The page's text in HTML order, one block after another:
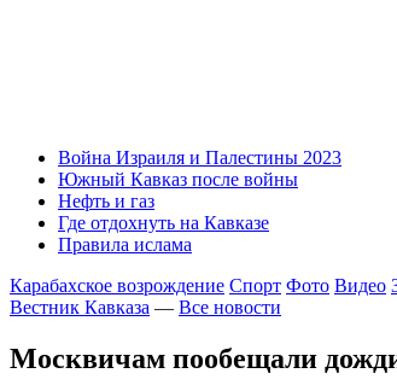
Война Израиля и Палестины 2023
Южный Кавказ после войны
Нефть и газ
Где отдохнуть на Кавказе
Правила ислама
Карабахское возрождение Спорт Фото Видео
Вестник Кавказа — Все новости
Москвичам пообещали